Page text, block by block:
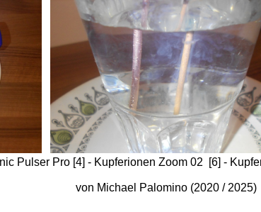
Pulser Pro [4] - Kupferionen Zoom 02 [6] -
von Michael Palomino (2020 / 2025)